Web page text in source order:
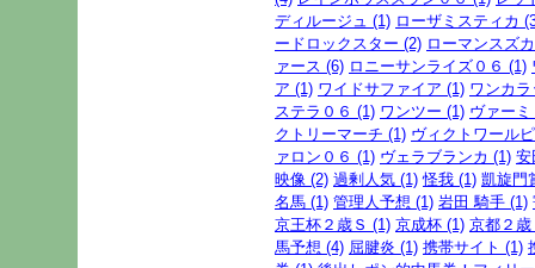
ディルージュ (1) ローザミスティカ
ードロックスター (2) ローマンスズ
ァース (6) ロニーサンライズ０６ (1)
ア (1) ワイドサファイア (1) ワンカ
ステラ０６ (1) ワンツー (1) ヴァー
クトリーマーチ (1) ヴィクトワール
ァロン０６ (1) ヴェラブランカ (1) 安
映像 (2) 過剰人気 (1) 怪我 (1) 凱旋門
名馬 (1) 管理人予想 (1) 岩田 騎手 (1)
京王杯２歳Ｓ (1) 京成杯 (1) 京都２歳
馬予想 (4) 屈腱炎 (1) 携帯サイト (1)